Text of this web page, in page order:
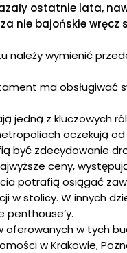
ostatnie lata,
bajońskie wręcz
wymienić
ma
jedną z kluczowych
oczekują
zdecydowanie
ceny,
potrafią osiągać
w stolicy. W
penthouse’y.
oferowanych w tych
w Krakowie,